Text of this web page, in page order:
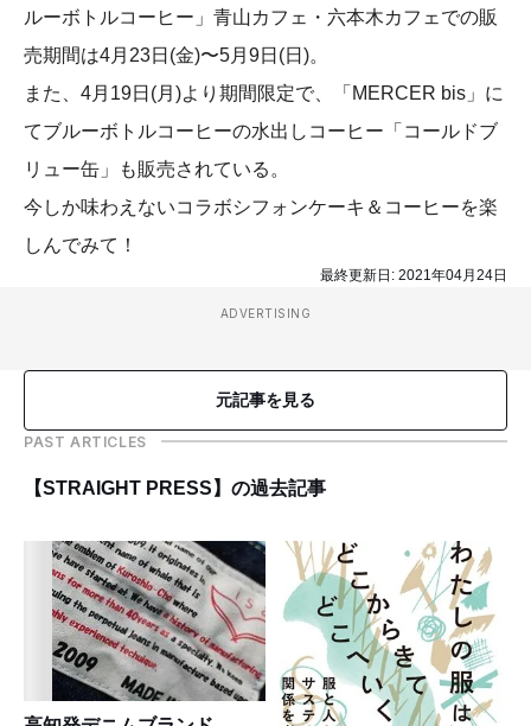
ルーボトルコーヒー」青山カフェ・六本木カフェでの販
売期間は4月23日(金)〜5月9日(日)。
また、4月19日(月)より期間限定で、「MERCER bis」に
てブルーボトルコーヒーの水出しコーヒー「コールドブ
リュー缶」も販売されている。
今しか味わえないコラボシフォンケーキ＆コーヒーを楽
しんでみて！
最終更新日: 2021年04月24日
ADVERTISING
元記事を見る
PAST ARTICLES
【STRAIGHT PRESS】の過去記事